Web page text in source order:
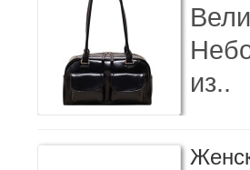
из..